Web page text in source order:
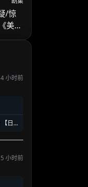
/惊
美国
4 小时前
日
5 小时前